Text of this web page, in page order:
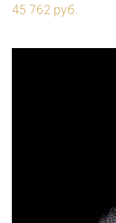
45 762 руб.